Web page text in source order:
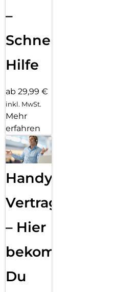
–
Schnelle
Hilfe
ab 29,99 €
inkl. MwSt.
Mehr
erfahren
Handy
– Hier
bekommst
Du